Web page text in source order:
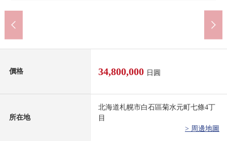
價格 34,800,000 日圓
所在地
北海道札幌市白石區菊水元町七條4丁
目
> 周邊地圖